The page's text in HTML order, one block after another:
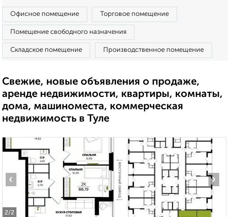
Офисное помещение Торговое помещение
Помещение свободного назначения
Складское помещение Производственное помещение
Свежие, новые объявления о продаже,
аренде недвижимости, квартиры, комнаты,
дома, машиноместа, коммерческая
недвижимость в Туле
2/2
‹ ›